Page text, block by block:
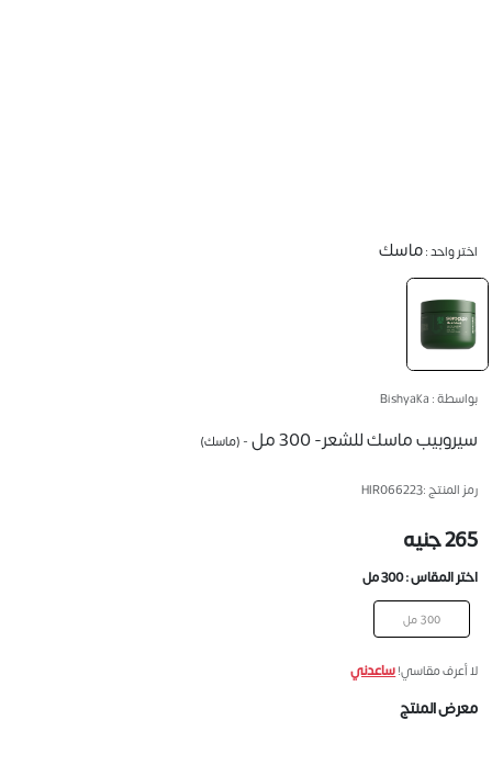
اختر واحد :ماسك
بواسطة : Bishyaka
سيروبيب ماسك للشعر- 300 مل - (ماسك)
رمز المنتج :HIR066223
265 جنيه
اختر المقاس :300 مل
300 مل
لا أعرف مقاسي!ساعدني
معرض المنتج